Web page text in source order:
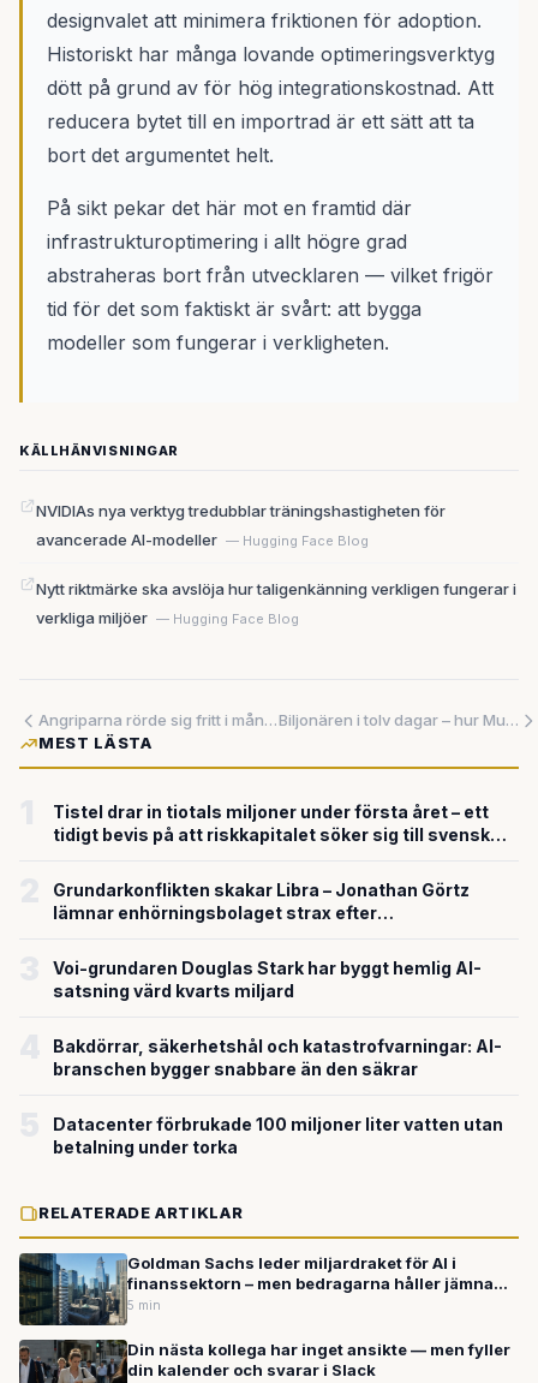
designvalet att minimera friktionen för adoption.
Historiskt har många lovande optimeringsverktyg
dött på grund av för hög integrationskostnad. Att
reducera bytet till en importrad är ett sätt att ta
bort det argumentet helt.
På sikt pekar det här mot en framtid där
infrastrukturoptimering i allt högre grad
abstraheras bort från utvecklaren — vilket frigör
tid för det som faktiskt är svårt: att bygga
modeller som fungerar i verkligheten.
KÄLLHÄNVISNINGAR
NVIDIAs nya verktyg tredubblar träningshastigheten för
avancerade AI-modeller — Hugging Face Blog
Nytt riktmärke ska avslöja hur taligenkänning verkligen fungerar i
verkliga miljöer — Hugging Face Blog
Angriparna rörde sig fritt i månader — med hjälp av en sårbarhet Cisco inte kände till
Biljonären i tolv dagar – hur Musks historiska rekord smälte bort på mindre än två veckor
MEST LÄSTA
Tistel drar in tiotals miljoner under första året – ett
tidigt bevis på att riskkapitalet söker sig till svensk
Grundarkonflikten skakar Libra – Jonathan Görtz
lämnar enhörningsbolaget strax efter
Voi-grundaren Douglas Stark har byggt hemlig AI-
satsning värd kvarts miljard
Bakdörrar, säkerhetshål och katastrofvarningar: AI-
branschen bygger snabbare än den säkrar
Datacenter förbrukade 100 miljoner liter vatten utan
betalning under torka
RELATERADE ARTIKLAR
Goldman Sachs leder miljardraket för AI i
finanssektorn – men bedragarna håller jämna
steg
5 min
Din nästa kollega har inget ansikte — men fyller
din kalender och svarar i Slack